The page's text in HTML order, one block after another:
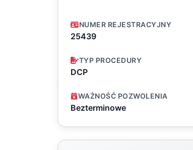
NUMER REJESTRACYJNY
25439
TYP PROCEDURY
DCP
WAŻNOŚĆ POZWOLENIA
Bezterminowe